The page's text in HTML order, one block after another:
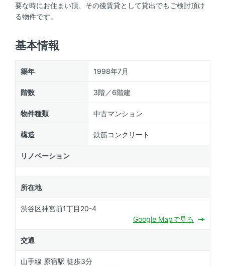
要な時にお住まい頂、その後賃貸として貸出でもご検討頂け
る物件です。
基本情報
築年 1998年7月
階数 3階／6階建
物件種類 中古マンション
構造 鉄筋コンクリート
リノベーション
所在地
渋谷区神宮前1丁目20-4
Google Mapで見る
交通
山手線 原宿駅 徒歩3分